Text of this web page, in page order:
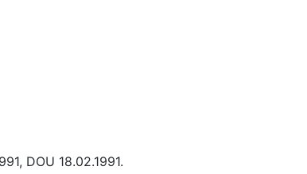
DOU 18.02.1991.